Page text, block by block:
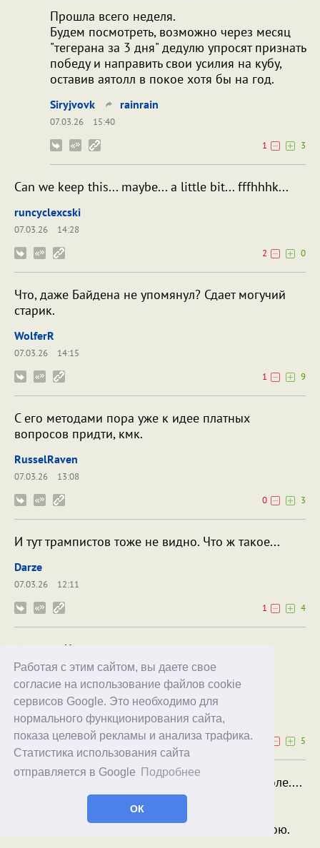
Работая с этим сайтом, вы даете свое
согласие на использование файлов cookie
сервисов Google. Это необходимо для
нормального функционирования сайта,
показа целевой рекламы и анализа трафика.
Статистика использования сайта
отправляется в Google
Подробнее
ОК
Прошла всего неделя.
Будем посмотреть, возможно через месяц
"тегерана за 3 дня" дедулю упросят признать
победу и направить свои усилия на кубу,
оставив аятолл в покое хотя бы на год.
Siryjvovk rainrain
07.03.26
15:40
1
3
Can we keep this... maybe... a little bit... fffhhhk...
runcyclexcski
07.03.26
14:28
2
0
Что, даже Байдена не упомянул? Сдает могучий
старик.
WolferR
07.03.26
14:15
1
9
С его методами пора уже к идее платных
вопросов придти, кмк.
RusselRaven
07.03.26
13:08
0
3
И тут трампистов тоже не видно. Что ж такое...
Darze
07.03.26
12:11
1
4
Что ж такое...
Ночь на их половине глобуса.
xoxol Darze
07.03.26
12:14
5
Сильные и смелые голову сложили в поле....
Мало кто остался в светлой памяти,
В трезвом уме и c твердой рукой в строю.